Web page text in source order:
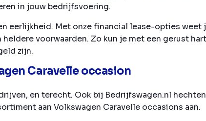
in jouw bedrijfsvoering.
eerlijkheid. Met onze financial lease-opties weet
voorwaarden. Zo kun je met een gerust
zijn.
Caravelle occasion
en terecht. Ook bij Bedrijfswagen.nl
aan Volkswagen Caravelle occasions aan.